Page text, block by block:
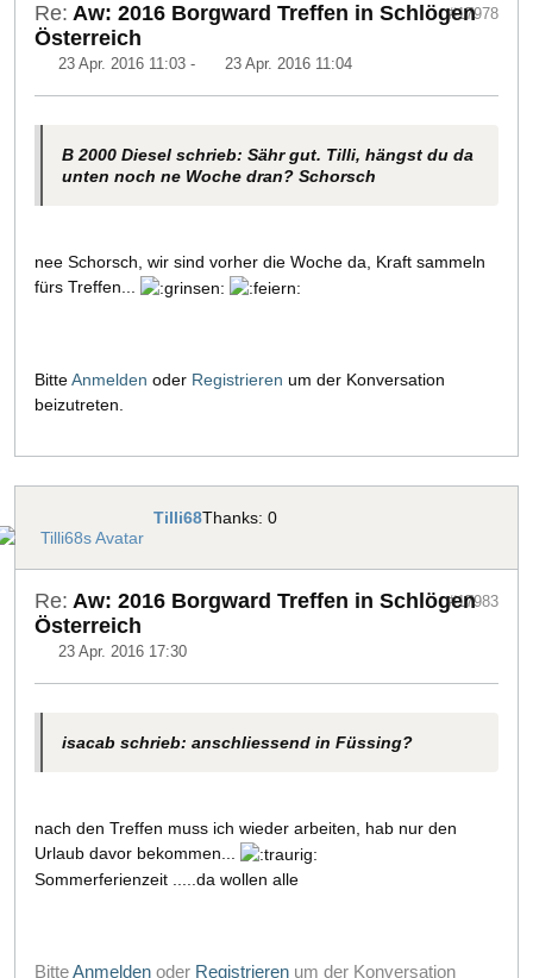
Re: Aw: 2016 Borgward Treffen in Schlögen
Österreich
23 Apr. 2016 11:03 - 23 Apr. 2016 11:04
#17978
B 2000 Diesel schrieb: Sähr gut. Tilli, hängst du da
unten noch ne Woche dran? Schorsch
nee Schorsch, wir sind vorher die Woche da, Kraft sammeln
fürs Treffen...
BitteAnmelden oder Registrieren um der Konversation
beizutreten.
Tilli68Thanks: 0
Re: Aw: 2016 Borgward Treffen in Schlögen
Österreich
23 Apr. 2016 17:30
#17983
isacab schrieb: anschliessend in Füssing?
nach den Treffen muss ich wieder arbeiten, hab nur den
Urlaub davor bekommen...
Sommerferienzeit .....da wollen alle
BitteAnmelden oder Registrieren um der Konversation